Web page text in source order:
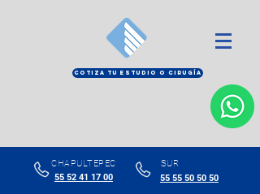
COTIZA TU ESTUDIO O CIRUGÍA
CHAPULTEPEC
55 52 41 17 00
SUR
55 55 50 50 50